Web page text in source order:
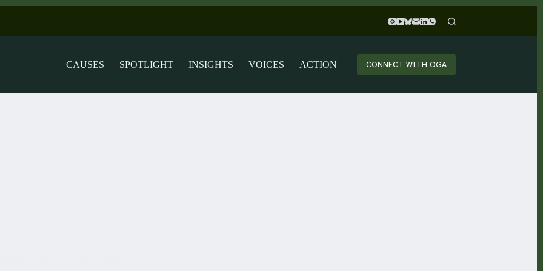
CAUSES SPOTLIGHT INSIGHTS VOICES ACTION CONNECT WITH OGA